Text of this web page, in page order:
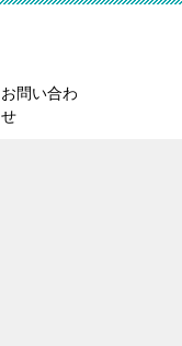
お問い合わ
せ